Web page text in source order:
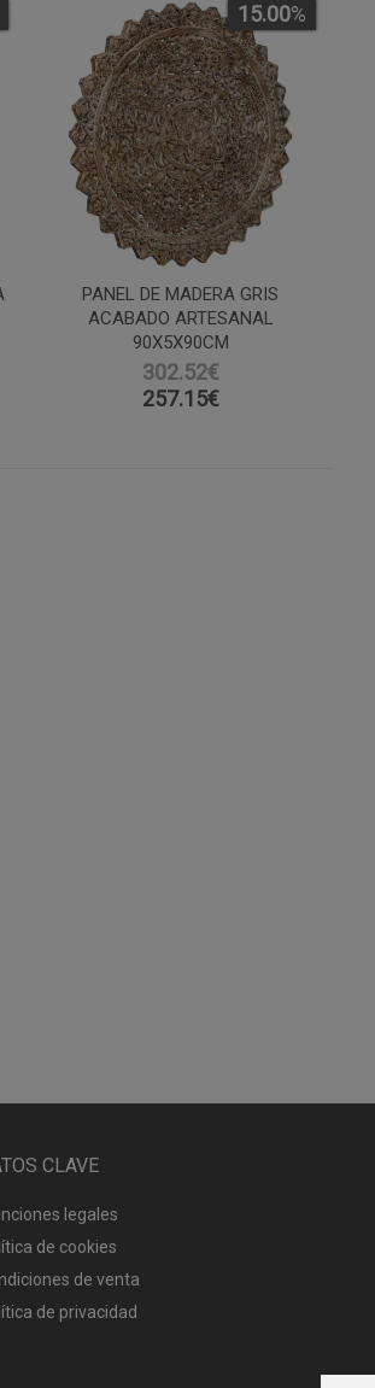
PANEL DE MADERA GRIS
ACABADO ARTESANAL
90X5X90CM
302.52€
15.00%
257.15€
CLAVE
legales
de cookies
de venta
de privacidad